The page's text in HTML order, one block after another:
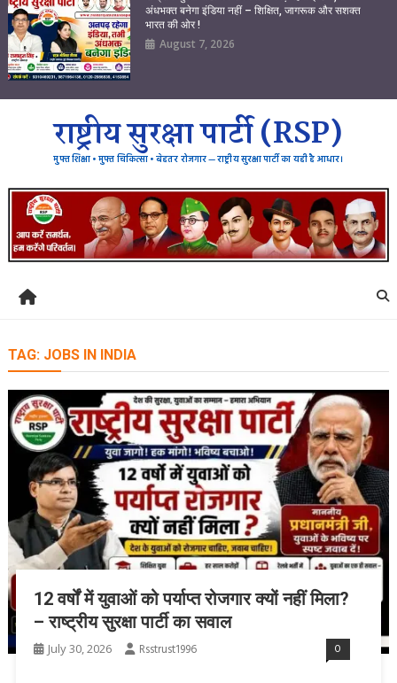
अंधभक्त बनेगा इंडिया नहीं – शिक्षित, जागरूक और सशक्त
भारत की ओर !
August 7, 2026
राष्ट्रीय सुरक्षा पार्टी (RSP)
मुफ्त शिक्षा • मुफ्त चिकित्सा • बेहतर रोजगार — राष्ट्रीय सुरक्षा पार्टी का यही है आधार।
TAG: JOBS IN INDIA
12 वर्षों में युवाओं को पर्याप्त रोजगार क्यों नहीं मिला?
– राष्ट्रीय सुरक्षा पार्टी का सवाल
July 30, 2026 Rsstrust1996 0